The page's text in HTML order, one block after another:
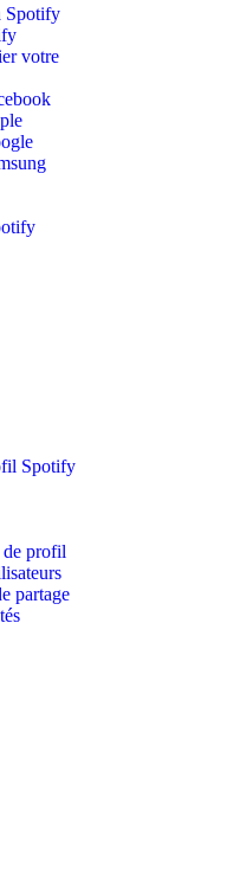
Spotify
votre
Spotify
de profil
partage